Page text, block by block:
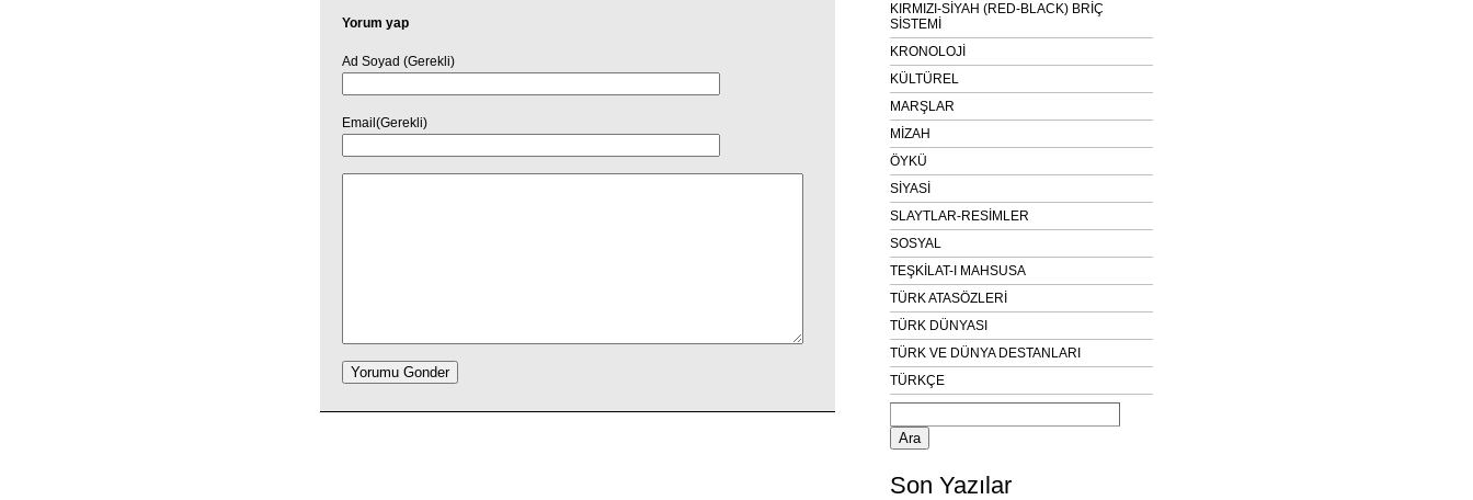
Yorum yap
Ad Soyad (Gerekli)
Email(Gerekli)
KIRMIZI-SİYAH (RED-BLACK) BRİÇ
SİSTEMİ
KRONOLOJİ
KÜLTÜREL
MARŞLAR
MİZAH
ÖYKÜ
SİYASİ
SLAYTLAR-RESİMLER
SOSYAL
TEŞKİLAT-I MAHSUSA
TÜRK ATASÖZLERİ
TÜRK DÜNYASI
TÜRK VE DÜNYA DESTANLARI
TÜRKÇE
Arama:
Son Yazılar